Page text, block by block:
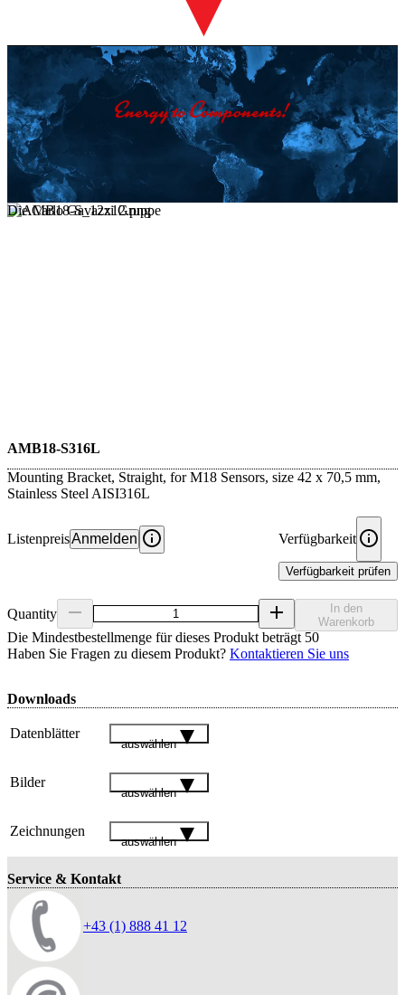
Die Carlo Gavazzi Gruppe
AMB18-S316L
Mounting Bracket, Straight, for M18 Sensors, size 42 x 70,5 mm,
Stainless Steel AISI316L
ListenpreisAnmelden Verfügbarkeit
Verfügbarkeit prüfen
Quantity
Die Mindestbestellmenge für dieses Produkt beträgt 50
In den
Warenkorb
Haben Sie Fragen zu diesem Produkt? Kontaktieren Sie uns
Downloads
Datenblätter
auswählen
Bilder
auswählen
Zeichnungen
auswählen
Service & Kontakt
+43 (1) 888 41 12